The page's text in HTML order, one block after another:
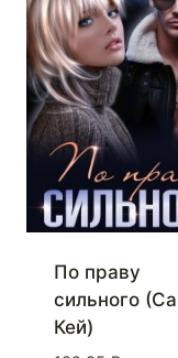
По праву
сильного
Кей)